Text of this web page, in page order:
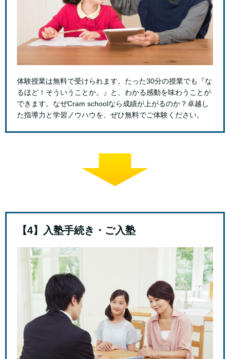
体験授業は無料で受けられます。たった30分の授業でも『な
るほど！そういうことか。』と、わかる感動を味わうことが
できます。なぜCram schoolなら成績が上がるのか？卓越し
た指導力と学習ノウハウを、ぜひ無料でご体験ください。
【4】入塾手続き・ご入塾